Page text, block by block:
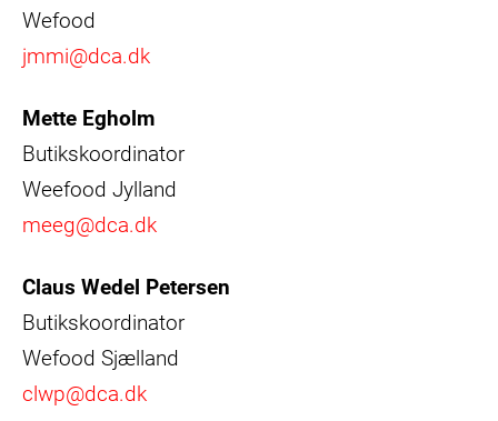
Wefood
jmmi@dca.dk
Mette Egholm
Butikskoordinator
Weefood Jylland
meeg@dca.dk
Claus Wedel Petersen
Butikskoordinator
Wefood Sjælland
clwp@dca.dk